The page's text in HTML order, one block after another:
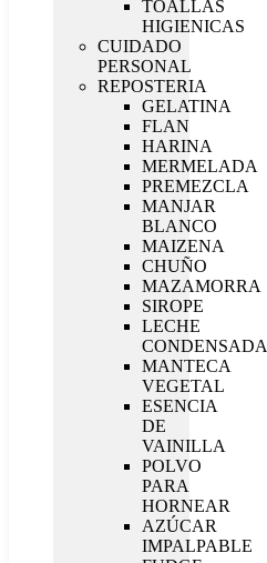
TOALLAS
HIGIENICAS
CUIDADO
PERSONAL
REPOSTERIA
GELATINA
FLAN
HARINA
MERMELADA
PREMEZCLA
MANJAR
BLANCO
MAIZENA
CHUÑO
MAZAMORRA
SIROPE
LECHE
CONDENSADA
MANTECA
VEGETAL
ESENCIA
DE
VAINILLA
POLVO
PARA
HORNEAR
AZÚCAR
IMPALPABLE